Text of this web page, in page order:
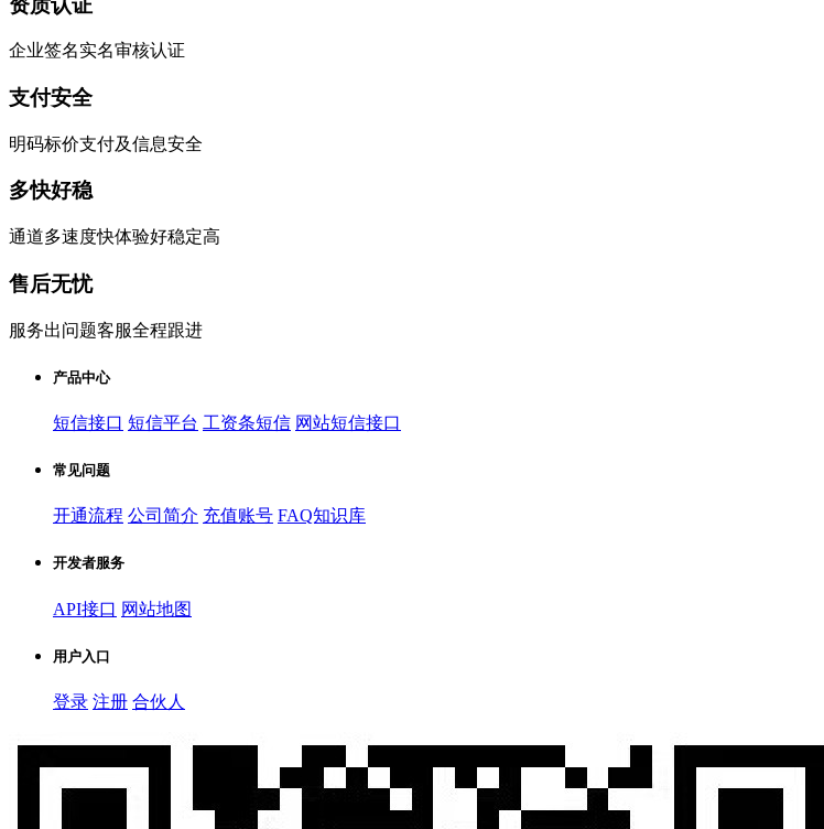
企业签名实名审核认证
支付安全
明码标价支付及信息安全
多快好稳
通道多速度快体验好稳定高
售后无忧
服务出问题客服全程跟进
产品中心
短信接口 短信平台 工资条短信 网站短信接口
常见问题
开通流程 公司简介 充值账号 FAQ知识库
开发者服务
API接口 网站地图
用户入口
登录 注册 合伙人